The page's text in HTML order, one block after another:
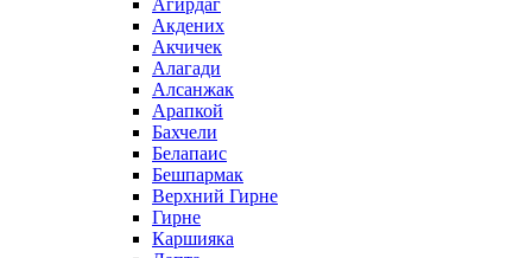
Агирдаг
Акдених
Акчичек
Алагади
Алсанжак
Арапкой
Бахчели
Белапаис
Бешпармак
Верхний Гирне
Гирне
Каршияка